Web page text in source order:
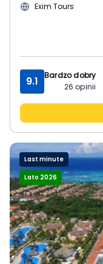
Exim Tours
9.1
Bardzo dobry
26 opinii
Last minute
Lato 2026